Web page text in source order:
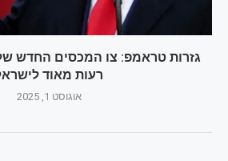
גזרות טראמפ: צו המכסים החדש
רעות מאוד
אוגוסט 1, 2025